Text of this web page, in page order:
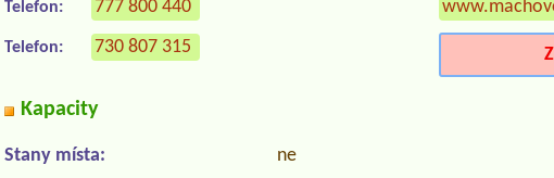
Telefon: 777 800 440
Telefon: 730 807 315
Kapacity
Stany místa:
ne